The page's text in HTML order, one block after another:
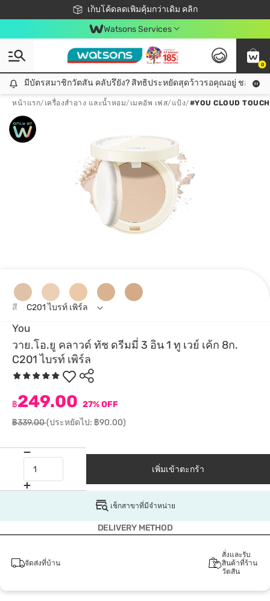
เก็บโค้ดลดเพิ่มคุ้มกว่าเดิม คลิก
ชอปออนไลน์ครั้งแรก ลดเพิ่มจุก ๆ 10%! 🎉
📦ส่งฟรี! เมื่อชอป 499฿
สมาชิกวัตสัน คลับดียังไง?
Watsons Services
0
มีบัตรสมาชิกวัตสัน คลับรึยัง? สิทธิประหยัดสุดว้าวรอคุณอยู่ ชอปคุ้มกว่าเดิม คลิก!
มีบัตรสมาชิกวัตสัน คลับรึยัง? สิทธิประหยัดสุดว้าวรอคุณอยู่ ชอปคุ้มก
หน้าแรก/ เครื่องสำอาง และน้ำหอม/ เมคอัพ เฟส/ แป้ง/#YOU CLOUD
You
วาย.โอ.ยู คลาวด์ ทัช ดรีมมี่ 3 อิน 1 ทู เวย์ เค้ก 8ก.
C201 ไบรท์ เพิร์ล
฿249.00 27% OFF
฿339.00(ประหยัดไป: ฿90.00)
สี C201 ไบรท์ เพิร์ล
เพิ่มเข้าตะกร้า
เช็กสาขาที่มีจำหน่าย
DELIVERY METHOD
จัดส่งที่บ้าน
สั่งและรับ
สินค้าที่ร้าน
วัตสัน